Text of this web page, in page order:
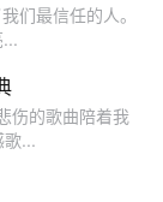
们最信任的人。
伤的歌曲陪着我
...